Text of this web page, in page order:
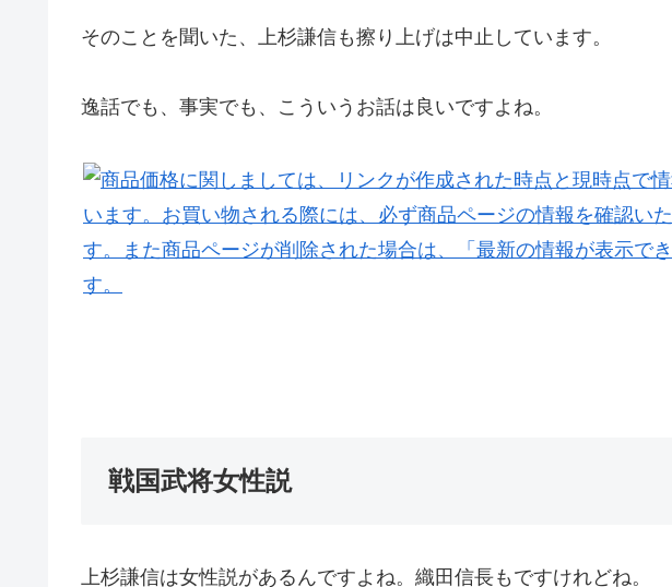
そのことを聞いた、上杉謙信も擦り上げは中止しています。
逸話でも、事実でも、こういうお話は良いですよね。
戦国武将女性説
上杉謙信は女性説があるんですよね。織田信長もですけれどね。